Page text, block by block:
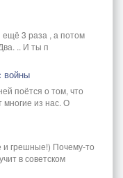
3 раза , а потом
.. И ты п
войны
поётся о том, что
многие из нас. О
и грешные!) Почему-то
в советском